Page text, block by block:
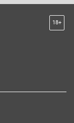
18+